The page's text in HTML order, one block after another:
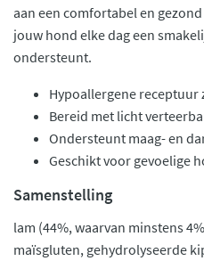
aan een comfortabel en
jouw hond elke dag een
ondersteunt.
Hypoallergene
Bereid met licht
Ondersteunt maag- en
Geschikt voor gevoelige
Samenstelling
lam (44%, waarvan minstens
maïsgluten, gehydrolyseerde